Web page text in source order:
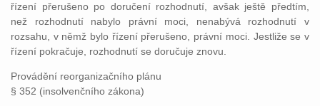
řízení přerušeno po doručení rozhodnutí, avšak ještě předtím,
než rozhodnutí nabylo právní moci, nenabývá rozhodnutí v
rozsahu, v němž bylo řízení přerušeno, právní moci. Jestliže se v
řízení pokračuje, rozhodnutí se doručuje znovu.
Provádění reorganizačního plánu
§ 352 (insolvenčního zákona)